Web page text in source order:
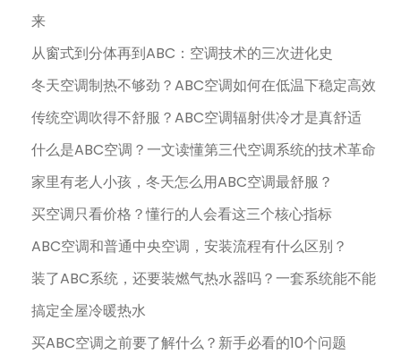
来
从窗式到分体再到ABC：空调技术的三次进化史
冬天空调制热不够劲？ABC空调如何在低温下稳定高效
传统空调吹得不舒服？ABC空调辐射供冷才是真舒适
什么是ABC空调？一文读懂第三代空调系统的技术革命
家里有老人小孩，冬天怎么用ABC空调最舒服？
买空调只看价格？懂行的人会看这三个核心指标
ABC空调和普通中央空调，安装流程有什么区别？
装了ABC系统，还要装燃气热水器吗？一套系统能不能
搞定全屋冷暖热水
买ABC空调之前要了解什么？新手必看的10个问题